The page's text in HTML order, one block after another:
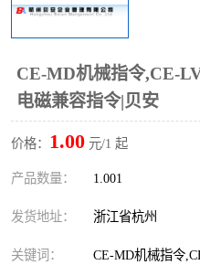
CE-MD机械指令,CE-
电磁兼容指令|贝安
价格： 1.00 元/1 起
产品数量： 1.001
发货地址： 浙江省杭州
关键词：
CE-MD机械指令